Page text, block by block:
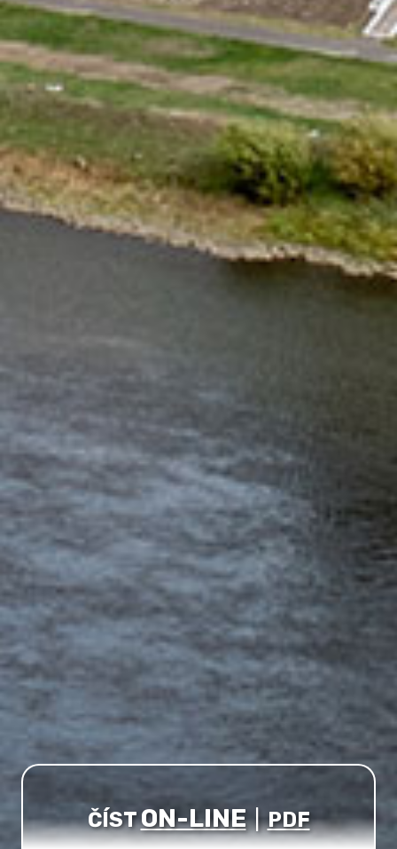
ČÍSTON-LINE | PDF